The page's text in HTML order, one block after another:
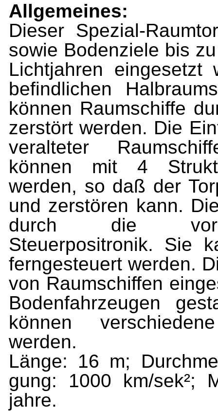
Allgemeines:
Dieser Spezial-
sowie Bodenziele bis
Lichtjahren
befindlichen
können Raumschiffe
zerstört werden. Die
veralteter
können mit 4
werden, so daß der
und zerstören kann.
durch die
Steuerpositronik. Sie
ferngesteuert werden.
von Raumschiffen
Bodenfahrzeugen
können
werden.
Länge: 16 m;
gung: 1000 km/sek²;
jahre.